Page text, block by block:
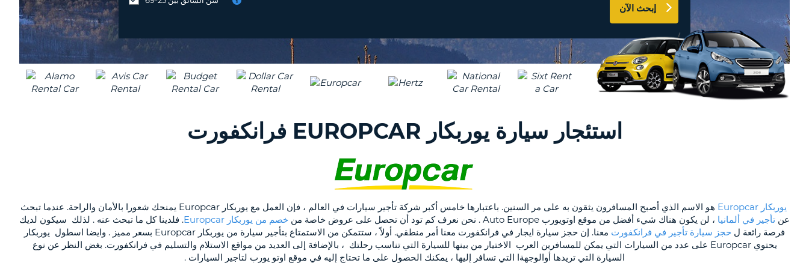
LEAST
UPPERCASE
CHARACTER
AT
LEAST
CHARACTER
LEAST
ONE
SPECIAL
CHARACTER
RESET
PASSWORD
CANCEL
AGENTS & AFFILIATES
CONTACT US
MIDDLE
EAST
إبحث الآن
استئجار سيارة يوربكار EUROPCAR فرانكفورت
يوربكار Europcar
هو الاسم الذي أصبح المسافرون يثقون به على مر السنين. باعتبارها خامس أكبر شركة تأجير سيارات في العالم ، فإن العمل مع يوربكار Europcar يمنحك شعورا بالأمان والراحة. عندما تبحث
عن تأجير في ألمانيا ، لن يكون هناك شيء أفضل من موقع اوتويورب Auto Europe . نحن نعرف كم تود أن تحصل على عروض خاصة من خصم من يوربكار Europcar. فلدينا كل ما تبحث عنه . لذلك سيكون لديك
فرصة رائعة ل حجز سيارة تأجير في فرانكفورت
معنا. إن حجز سيارة ايجار في فرانكفورت معنا أمر منطقي. أولاً ، ستتمكن من الاستمتاع بتأجير سيارة من يوربكار Europcar بسعر مميز . وايضا اسطول يوربكار
يحتوي Europcar على عدد من السيارات التي يمكن للمسافرين العرب الاختيار من بينها للسيارة التي تناسب رحلتك ، بالإضافة إلى العديد من مواقع الاستلام والتسليم في فرانكفورت. بغض النظر عن نوع
السيارة التي تريدها أوالوجهةا التي تسافر إليها ، يمكنك الحصول على ما تحتاج إليه في موقع اوتو يورب لتاجير السيارات .